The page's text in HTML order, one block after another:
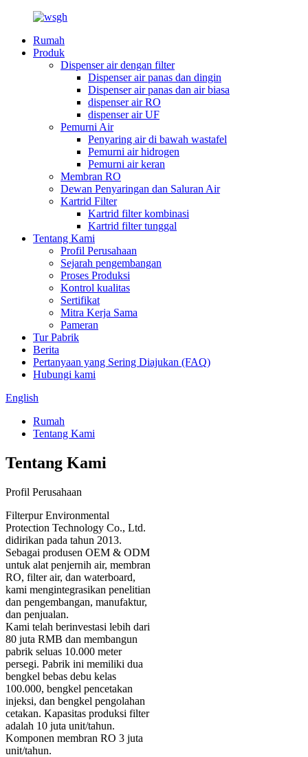
Rumah
Produk
Dispenser air dengan filter
Dispenser air panas dan dingin
Dispenser air panas dan air biasa
dispenser air RO
dispenser air UF
Pemurni Air
Penyaring air di bawah wastafel
Pemurni air hidrogen
Pemurni air keran
Membran RO
Dewan Penyaringan dan Saluran Air
Kartrid Filter
Kartrid filter kombinasi
Kartrid filter tunggal
Tentang Kami
Profil Perusahaan
Sejarah pengembangan
Proses Produksi
Kontrol kualitas
Sertifikat
Mitra Kerja Sama
Pameran
Tur Pabrik
Berita
Pertanyaan yang Sering Diajukan (FAQ)
Hubungi kami
English
Rumah
Tentang Kami
Tentang Kami
Profil Perusahaan
Filterpur Environmental
Protection Technology Co., Ltd.
didirikan pada tahun 2013.
Sebagai produsen OEM & ODM
untuk alat penjernih air, membran
RO, filter air, dan waterboard,
kami mengintegrasikan penelitian
dan pengembangan, manufaktur,
dan penjualan.
Kami telah berinvestasi lebih dari
80 juta RMB dan membangun
pabrik seluas 10.000 meter
persegi. Pabrik ini memiliki dua
bengkel bebas debu kelas
100.000, bengkel pencetakan
injeksi, dan bengkel pengolahan
cetakan. Kapasitas produksi filter
adalah 10 juta unit/tahun.
Komponen membran RO 3 juta
unit/tahun.